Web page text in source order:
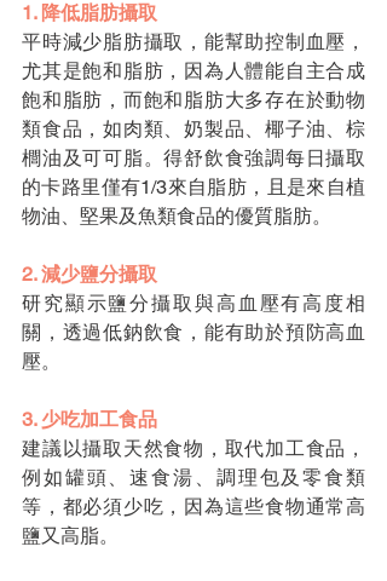
1. 降低脂肪攝取
平時減少脂肪攝取，能幫助控制血壓，
尤其是飽和脂肪，因為人體能自主合成
飽和脂肪，而飽和脂肪大多存在於動物
類食品，如肉類、奶製品、椰子油、棕
櫚油及可可脂。得舒飲食強調每日攝取
的卡路里僅有1/3來自脂肪，且是來自植
物油、堅果及魚類食品的優質脂肪。
2. 減少鹽分攝取
研究顯示鹽分攝取與高血壓有高度相
關，透過低鈉飲食，能有助於預防高血
壓。
3. 少吃加工食品
建議以攝取天然食物，取代加工食品，
例如罐頭、速食湯、調理包及零食類
等，都必須少吃，因為這些食物通常高
鹽又高脂。